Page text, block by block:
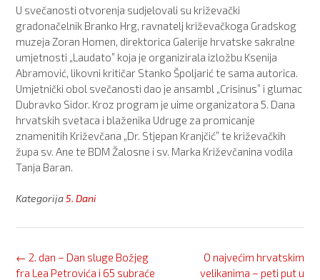
U svečanosti otvorenja sudjelovali su križevački
gradonačelnik Branko Hrg, ravnatelj križevačkoga Gradskog
muzeja Zoran Homen, direktorica Galerije hrvatske sakralne
umjetnosti „Laudato” koja je organizirala izložbu Ksenija
Abramović, likovni kritičar Stanko Špoljarić te sama autorica.
Umjetnički obol svečanosti dao je ansambl „Crisinus” i glumac
Dubravko Sidor. Kroz program je uime organizatora 5. Dana
hrvatskih svetaca i blaženika Udruge za promicanje
znamenitih Križevčana „Dr. Stjepan Kranjčić” te križevačkih
župa sv. Ane te BDM Žalosne i sv. Marka Križevčanina vodila
Tanja Baran.
Kategorija5. Dani
Post
navigation
O najvećim hrvatskim
velikanima – peti put u
← 2. dan – Dan sluge Božjeg
fra Lea Petrovića i 65 subraće